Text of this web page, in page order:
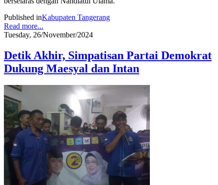
Published inKabupaten Tangerang
Read more...
Tuesday, 26/November/2024
Detik Akhir, Simpatisan Partai Demokrat
Dukung Maesyal dan Intan